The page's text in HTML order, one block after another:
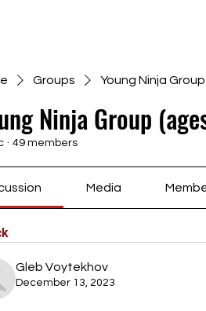
Groups Young Ninja
Ninja Group
· 49 members
Media
Gleb Voytekhov
December 13, 2023